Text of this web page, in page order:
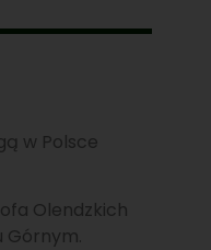
w Polsce
Olendzkich
Górnym.